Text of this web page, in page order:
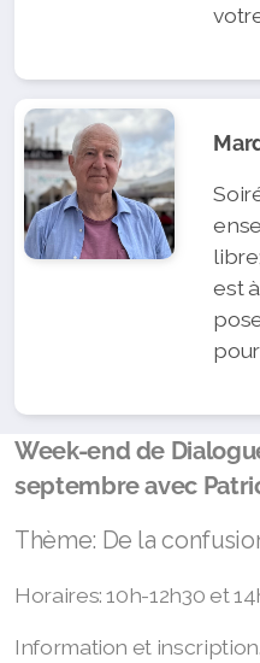
est
Week-end de
septembre avec
Thème: De la
Horaires: 10h-12h30 et
Information et